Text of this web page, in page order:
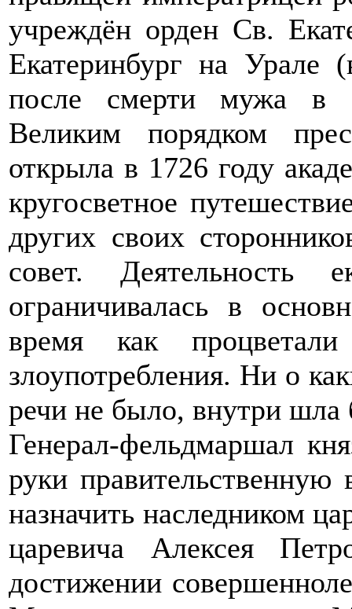
учреждён орден Св.
Екатеринбург на Урале
после смерти мужа в
Великим порядком
открыла в 1726 году
кругосветное
других своих
совет. Деятельность
ограничивалась в
время как
злоупотребления. Ни о
речи не было, внутри шла
Генерал-фельдмаршал
руки правительственную
назначить наследником
царевича Алексея
достижении